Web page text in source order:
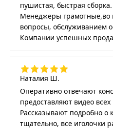
пушистая, быстрая
Менеджеры грамотные,во
вопросы, обслуживанием
Компании успешных
Наталия Ш.
Оперативно отвечают
предоставляют видео
Рассказывают подробно
тщательно, все иголочки